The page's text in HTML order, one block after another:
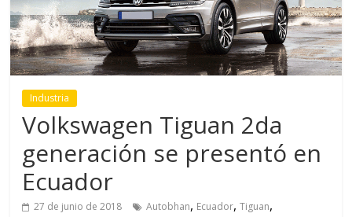
Industria
Volkswagen Tiguan 2da
generación se presentó en
Ecuador
27 de junio de 2018 Autobhan, Ecuador,Tiguan,